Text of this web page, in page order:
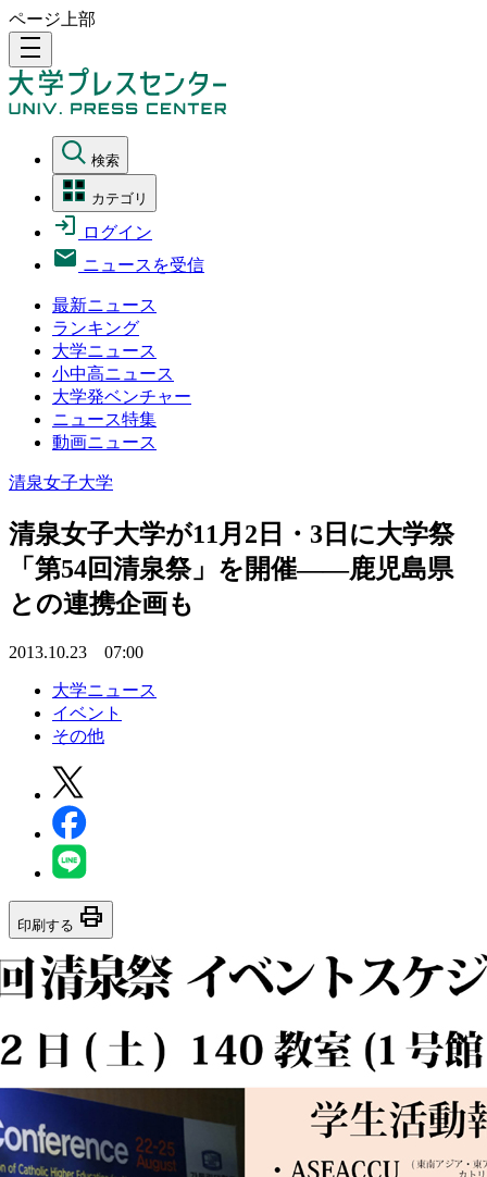
ページ上部
density_medium
検索
カテゴリ
ログイン
ニュースを受信
最新ニュース
ランキング
大学ニュース
小中高ニュース
大学発ベンチャー
ニュース特集
動画ニュース
清泉女子大学
清泉女子大学が11月2日・3日に大学祭
「第54回清泉祭」を開催――鹿児島県
との連携企画も
2013.10.23 07:00
大学ニュース
イベント
その他
印刷する print